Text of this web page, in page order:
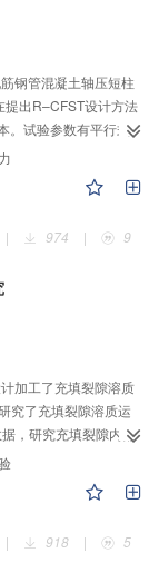
合服务、关联规则
段和产业生态阶段
不断提高、重视用
和分析处理能力3个方
。总体而言，能源互
塑综合能源服务业
促进作用，今后还
的研究与实践工作。
、水平波形钢板混
能。为了确保有限
试验，结果表明：
析所得结果可为后续
钢管混凝土轴压短柱
提出R–CFST设计方法
。试验参数有平行式
准备4组、8根R–
断裂韧性、延性、套
载前的受力特性和承
行式箍筋纵向间距
用较大的箍筋间距以
以获得构件较好的
究，提出了可靠和
合模拟结果进一步
计算方法，发现美
惯相匹配的R–CFST
以用于工程设计。
| 974 | 9
加工了充填裂隙溶质
究了充填裂隙溶质运
，研究充填裂隙内部
mm/s范围内，充填
mm/s较为接近，水
0.247、0.431、0.661
g/L，溶质初始到达
2640、1560 s，峰值
| 918 | 5